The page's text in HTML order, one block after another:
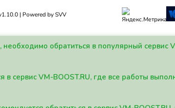
| Powered by SVV
обратиться в популярный сервис
в сервис VM-BOOST.RU, где все работы